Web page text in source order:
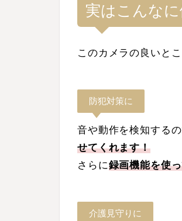
実はこんなに
このカメラの良いと
防犯対策に
音や動作を検知する
せてくれます！
さらに録画機能を使
介護見守りに